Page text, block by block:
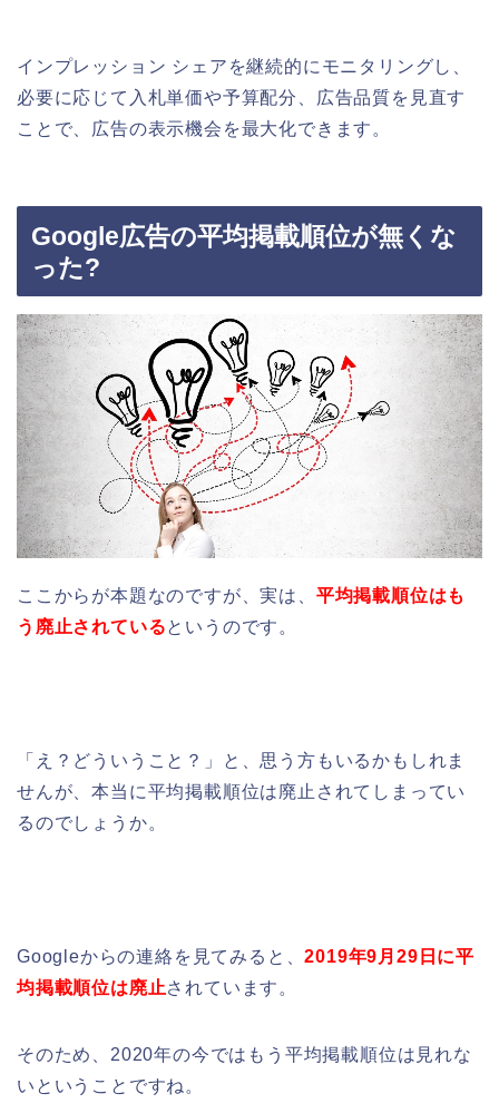
インプレッション シェアを継続的にモニタリングし、
必要に応じて入札単価や予算配分、広告品質を見直す
ことで、広告の表示機会を最大化できます。
Google広告の平均掲載順位が無くな
った?
ここからが本題なのですが、実は、 平均掲載順位はも
う廃止されているというのです。
「え？どういうこと？」と、思う方もいるかもしれま
せんが、本当に平均掲載順位は廃止されてしまってい
るのでしょうか。
Googleからの連絡を見てみると、2019年9月29日に平
均掲載順位は廃止されています。
そのため、2020年の今ではもう平均掲載順位は見れな
いということですね。